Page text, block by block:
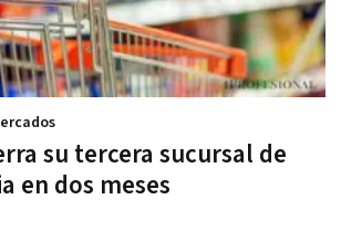
su tercera sucursal de
en dos meses